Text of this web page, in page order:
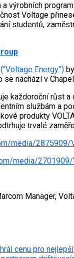
výrobních
Voltage
studentů,
Energy”)
nachází v
každoroční růst
službám a
produkty
trvalé
media/2875909/
media/
Manager,
cenu pro